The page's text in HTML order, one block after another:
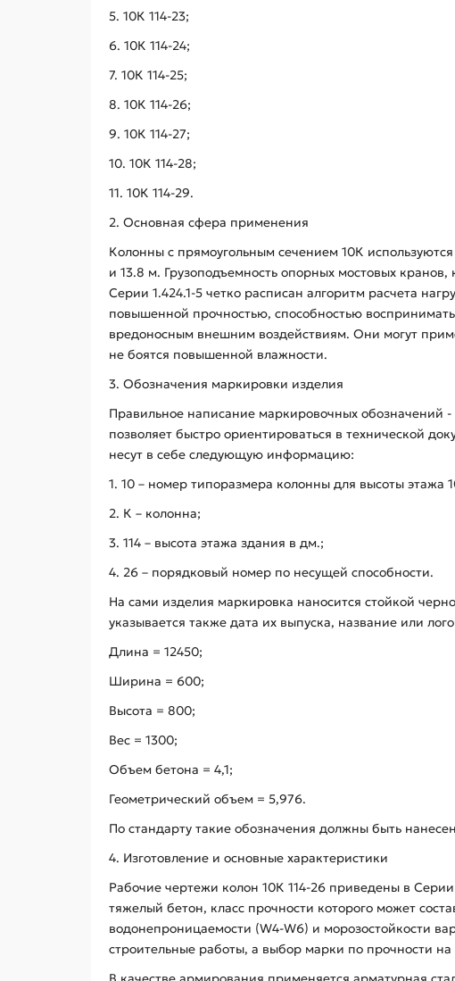
5. 10К 114-23;
6. 10К 114-24;
7. 10К 114-25;
8. 10К 114-26;
9. 10К 114-27;
10. 10К 114-28;
11. 10К 114-29.
2. Основная сфера применения
Колонны с прямоугольным сечением 10К
и 13.8 м. Грузоподъемность опорных мостовых
Серии 1.424.1-5 четко расписан алгоритм расчета
повышенной прочностью, способностью
вредоносным внешним воздействиям. Они могут
не боятся повышенной влажности.
3. Обозначения маркировки изделия
Правильное написание маркировочных обозначений
позволяет быстро ориентироваться в технической
несут в себе следующую информацию:
1. 10 – номер типоразмера колонны для высоты этажа
2. К – колонна;
3. 114 – высота этажа здания в дм.;
4. 26 – порядковый номер по несущей способности.
На сами изделия маркировка наносится стойкой
указывается также дата их выпуска, название или
Длина = 12450;
Ширина = 600;
Высота = 800;
Вес = 1300;
Объем бетона = 4,1;
Геометрический объем = 5,976.
По стандарту такие обозначения должны быть
4. Изготовление и основные характеристики
Рабочие чертежи колон 10К 114-26 приведены в
тяжелый бетон, класс прочности которого может
водонепроницаемости (W4-W6) и морозостойкости
строительные работы, а выбор марки по прочности